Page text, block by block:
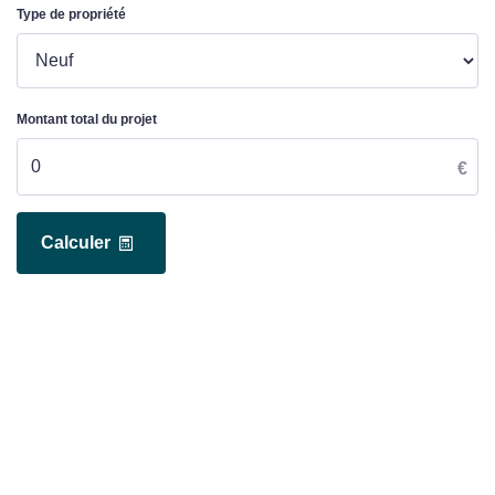
Type de propriété
Montant total du projet
€
Calculer